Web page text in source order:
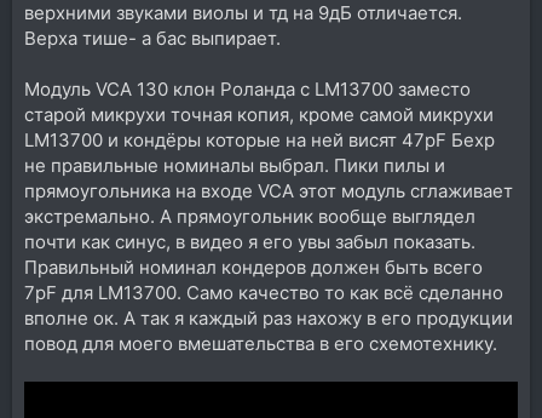
верхними звуками виолы и тд на 9дБ отличается.
Верха тише- а бас выпирает.
Модуль VCA 130 клон Роланда с LM13700 заместо
старой микрухи точная копия, кроме самой микрухи
LM13700 и кондёры которые на ней висят 47pF Бехр
не правильные номиналы выбрал. Пики пилы и
прямоугольника на входе VCA этот модуль сглаживает
экстремально. А прямоугольник вообще выглядел
почти как синус, в видео я его увы забыл показать.
Правильный номинал кондеров должен быть всего
7pF для LM13700. Само качество то как всё сделанно
вполне ок. А так я каждый раз нахожу в его продукции
повод для моего вмешательства в его схемотехнику.